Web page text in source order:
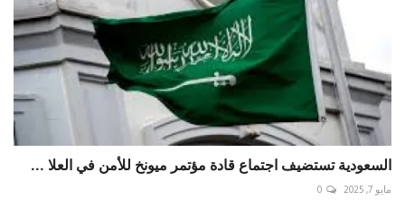
السعودية تستضيف اجتماع قادة مؤتمر ميونخ للأمن في العلا ...
مايو 7, 2025 0